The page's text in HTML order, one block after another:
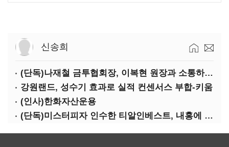
신송희
(단독)나재철 금투협회장, 이복현 원장과 소통하는 사이?
강원랜드, 성수기 효과로 실적 컨센서스 부합-키움
(인사)한화자산운용
(단독)미스터피자 인수한 티알인베스트, 내홍에 무너진 멜파스 인수전 참여